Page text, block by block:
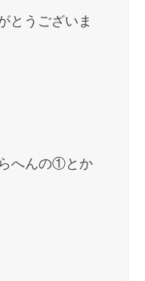
とうございま
へんの①とか